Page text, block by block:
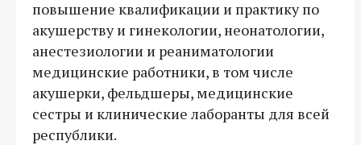
повышение квалификации и практику по
акушерству и гинекологии, неонатологии,
анестезиологии и реаниматологии
медицинские работники, в том числе
акушерки, фельдшеры, медицинские
сестры и клинические лаборанты для всей
республики.